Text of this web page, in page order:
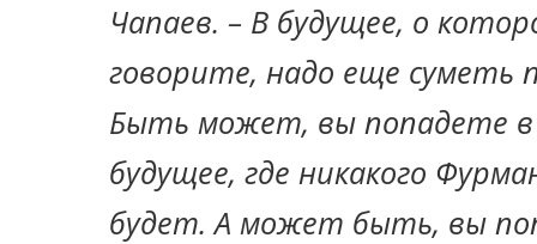
Чапаев. – В будущее, о
говорите, надо еще суметь
Быть может, вы попадете
будущее, где никакого
будет. А может быть, вы